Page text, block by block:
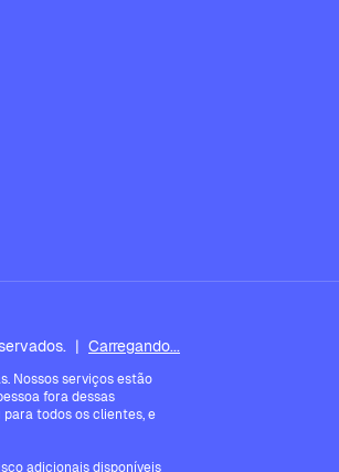
| Carregando...
Nossos serviços estão
fora dessas
todos os clientes, e
adicionais disponíveis